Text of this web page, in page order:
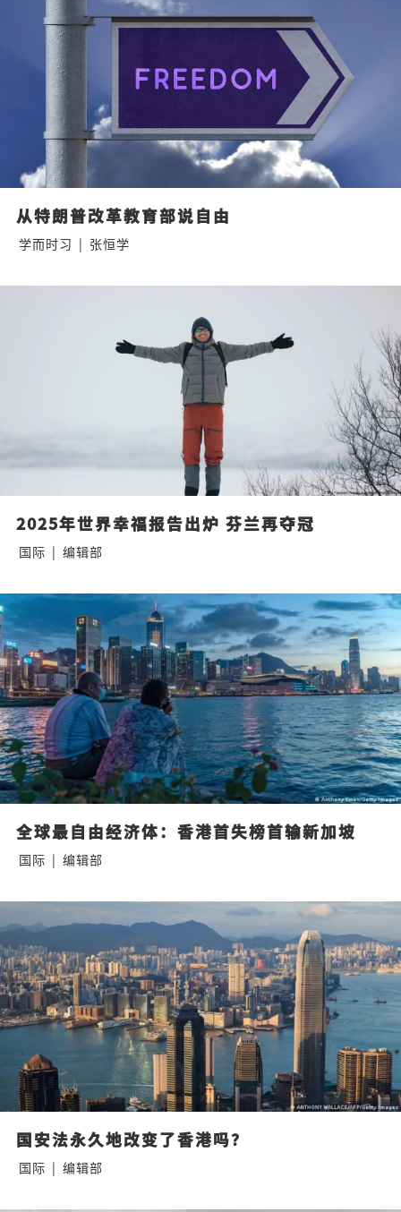
从特朗普改革教育部说自由
学而时习 | 张恒学
2025年世界幸福报告出炉 芬兰再夺冠
国际 | 编辑部
全球最自由经济体：香港首失榜首输新加坡
国际 | 编辑部
国安法永久地改变了香港吗？
国际 | 编辑部